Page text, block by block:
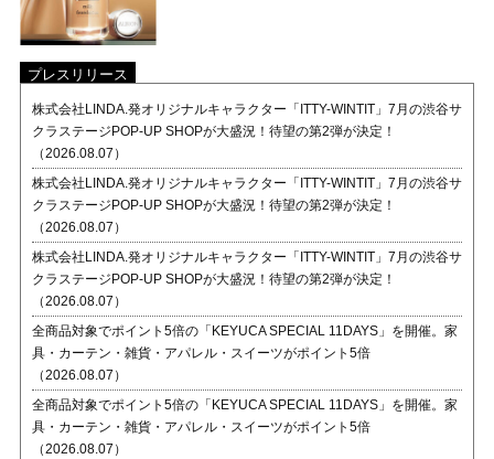
プレスリリース
株式会社LINDA.発オリジナルキャラクター「ITTY-WINTIT」7月の渋谷サ
クラステージPOP-UP SHOPが大盛況！待望の第2弾が決定！
（2026.08.07）
株式会社LINDA.発オリジナルキャラクター「ITTY-WINTIT」7月の渋谷サ
クラステージPOP-UP SHOPが大盛況！待望の第2弾が決定！
（2026.08.07）
株式会社LINDA.発オリジナルキャラクター「ITTY-WINTIT」7月の渋谷サ
クラステージPOP-UP SHOPが大盛況！待望の第2弾が決定！
（2026.08.07）
全商品対象でポイント5倍の「KEYUCA SPECIAL 11DAYS」を開催。家
具・カーテン・雑貨・アパレル・スイーツがポイント5倍
（2026.08.07）
全商品対象でポイント5倍の「KEYUCA SPECIAL 11DAYS」を開催。家
具・カーテン・雑貨・アパレル・スイーツがポイント5倍
（2026.08.07）